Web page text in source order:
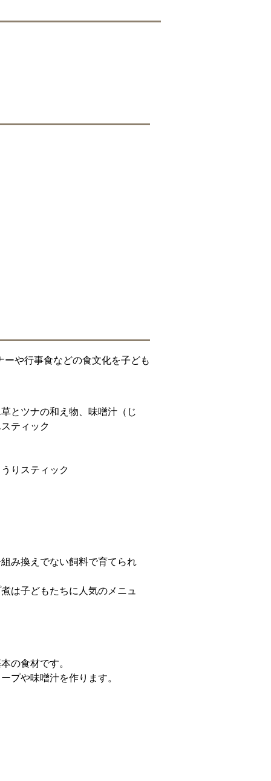
や行事食などの食文化を子ども
とツナの和え物、味噌汁（じ
ティック
りスティック
み換えでない飼料で育てられ
は子どもたちに人気のメニュ
の食材です。
プや味噌汁を作ります。